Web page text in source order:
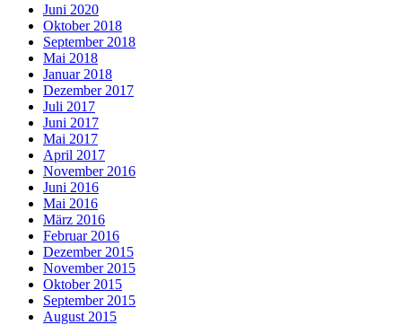
Juni 2020
Oktober 2018
September 2018
Mai 2018
Januar 2018
Dezember 2017
Juli 2017
Juni 2017
Mai 2017
April 2017
November 2016
Juni 2016
Mai 2016
März 2016
Februar 2016
Dezember 2015
November 2015
Oktober 2015
September 2015
August 2015